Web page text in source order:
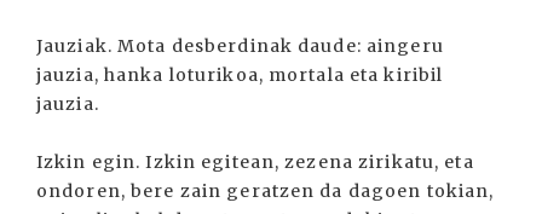
Jauziak. Mota desberdinak daude: aingeru
jauzia, hanka loturikoa, mortala eta kiribil
jauzia.
Izkin egin. Izkin egitean, zezena zirikatu, eta
ondoren, bere zain geratzen da dagoen tokian,